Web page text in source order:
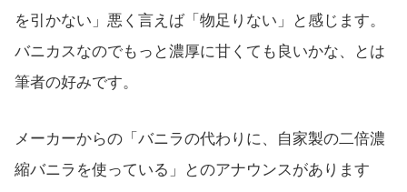
を引かない」悪く言えば「物足りない」と感じます。
バニカスなのでもっと濃厚に甘くても良いかな、とは
筆者の好みです。
メーカーからの「バニラの代わりに、自家製の二倍濃
縮バニラを使っている」とのアナウンスがあります